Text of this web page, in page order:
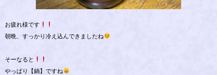
お疲れ様です
朝晩、すっかり冷え込んできましたね
そーなると
やっぱり【鍋】ですね